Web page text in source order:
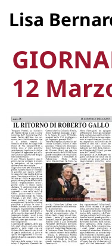
Lisa
12